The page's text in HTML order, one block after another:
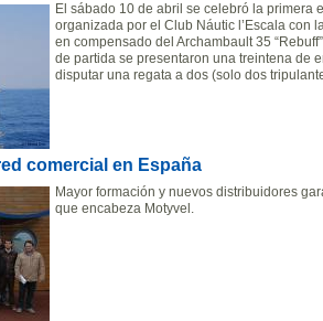
El sábado 10 de abril se celebró la primera
organizada por el Club Náutic l’Escala con
en compensado del Archambault 35
de partida se presentaron una treintena de
disputar una regata a dos (solo dos
comercial en España
Mayor formación y nuevos distribuidores
que encabeza Motyvel.